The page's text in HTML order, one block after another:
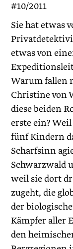
#10/2011
Sie hat etwas
etwas von
Warum fallen
Christine von
diese beiden
erste ein?
fünf Kindern
Scharfsinn
Schwarzwald
weil sie dort
zugeht, die
der
Kämpfer aller
den